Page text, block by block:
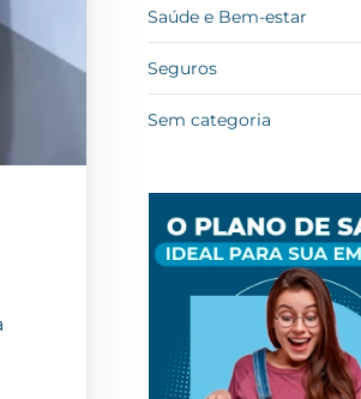
Saúde e Bem-estar
Seguros
Sem categoria